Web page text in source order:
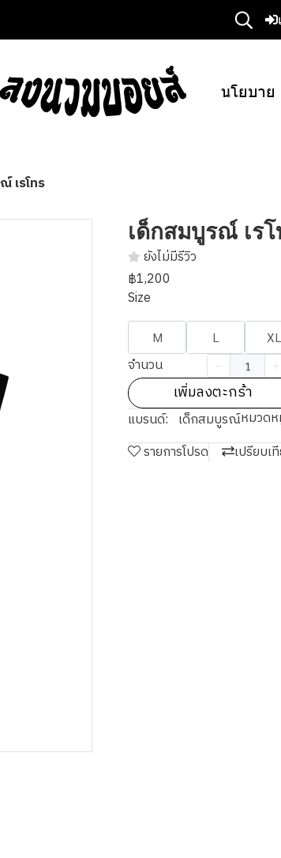
นโยบาย
เรโทร
เด็กสมบูรณ์ เร
ยังไม่มีรีวิว
฿1,200
Size
M L XL
จำนวน
เพิ่มลงตะกร้า
แบรนด์: เด็กสมบูรณ์หมวด
รายการโปรด
เปรียบเ